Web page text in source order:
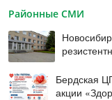
Районные СМИ
Бердская
акции